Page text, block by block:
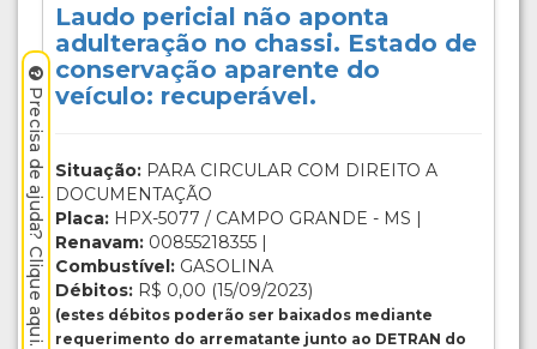
Laudo pericial não aponta
adulteração no chassi. Estado de
conservação aparente do
veículo: recuperável.
Situação: PARA CIRCULAR COM DIREITO A
DOCUMENTAÇÃO
Placa: HPX-5077 / CAMPO GRANDE - MS |
Renavam: 00855218355 |
Combustível: GASOLINA
Débitos: R$ 0,00 (15/09/2023)
(estes débitos poderão ser baixados mediante
requerimento do arrematante junto ao DETRAN do
Precisa de ajuda? Clique aqui.